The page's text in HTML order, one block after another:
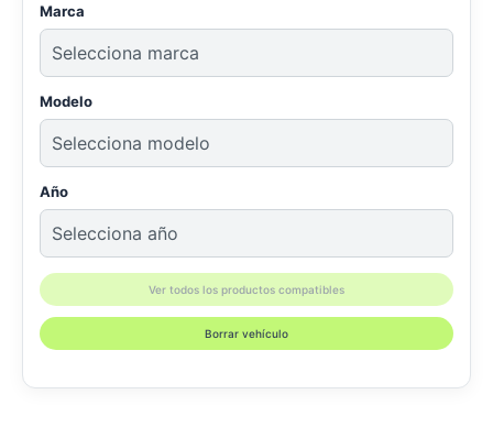
Marca
Modelo
Año
Ver todos los productos compatibles
Borrar vehículo